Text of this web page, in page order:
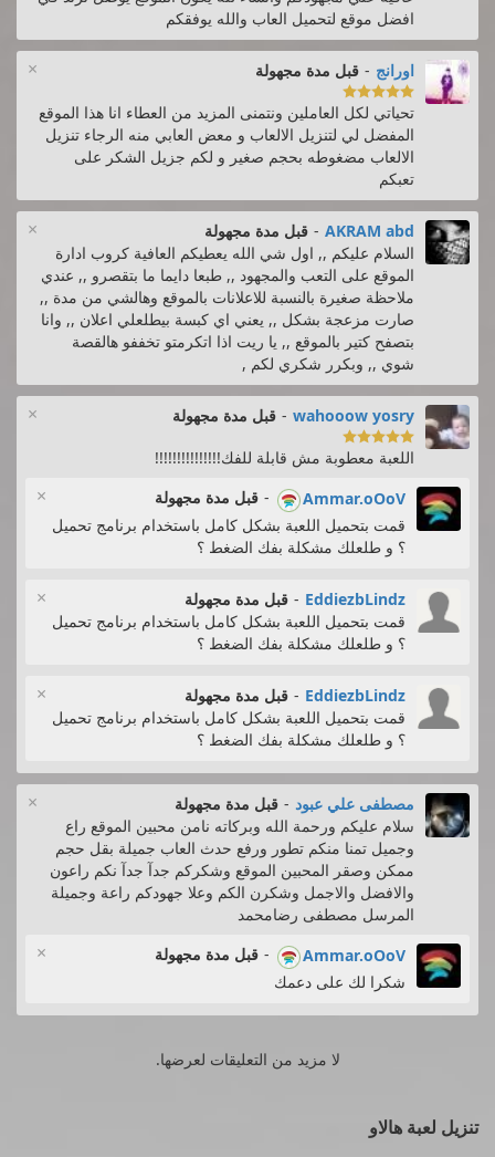
افضل موقع لتحميل العاب والله يوفقكم
× اورانج - قبل مدة مجهولة

تحياتي لكل العاملين ونتمنى المزيد من العطاء انا هذا الموقع
المفضل لي لتنزيل الالعاب و معض العابي منه الرجاء تنزيل
الالعاب مضغوطه بحجم صغير و لكم جزيل الشكر على
تعبكم
× AKRAM abd
- قبل مدة مجهولة
السلام عليكم ,, اول شي الله يعطيكم العافية كروب ادارة
الموقع على التعب والمجهود ,, طبعا دايما ما بتقصرو ,, عندي
ملاحظة صغيرة بالنسبة للاعلانات بالموقع وهالشي من مدة ,,
صارت مزعجة بشكل ,, يعني اي كبسة بيطلعلي اعلان ,, وانا
بتصفح كتير بالموقع ,, يا ريت اذا اتكرمتو تخففو هالقصة
شوي ,, وبكرر شكري لكم ,
× wahooow yosry
- قبل مدة مجهولة

اللعبة معطوبة مش قابلة للفك!!!!!!!!!!!!!!!
× Ammar.oOoV
- قبل مدة مجهولة
قمت بتحميل اللعبة بشكل كامل باستخدام برنامج تحميل
؟ و طلعلك مشكلة بفك الضغط ؟
× EddiezbLindz
- قبل مدة مجهولة
قمت بتحميل اللعبة بشكل كامل باستخدام برنامج تحميل
؟ و طلعلك مشكلة بفك الضغط ؟
× EddiezbLindz
- قبل مدة مجهولة
قمت بتحميل اللعبة بشكل كامل باستخدام برنامج تحميل
؟ و طلعلك مشكلة بفك الضغط ؟
× مصطفى علي عبود - قبل مدة مجهولة
سلام عليكم ورحمة الله وبركاته نامن محبين الموقع راع
وجميل تمنا منكم تطور ورفع حدث العاب جميلة بقل حجم
ممكن وصقر المحبين الموقع وشكركم جدآ جدآ نكم راعون
والافضل والاجمل وشكرن الكم وعلا جهودكم راعة وجميلة
المرسل مصطفى رضامحمد
× Ammar.oOoV
- قبل مدة مجهولة
شكرا لك على دعمك
لا مزيد من التعليقات لعرضها.
تنزيل لعبة هالاو